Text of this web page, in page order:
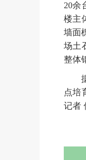
20余
楼主
墙面
场土
整体
点培
记者